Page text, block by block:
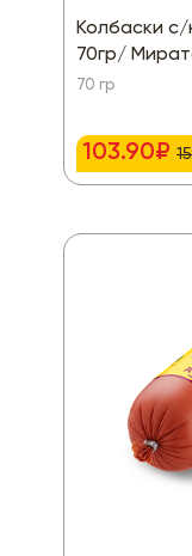
Колбаски с/
70гр/
70 гр
103.90₽